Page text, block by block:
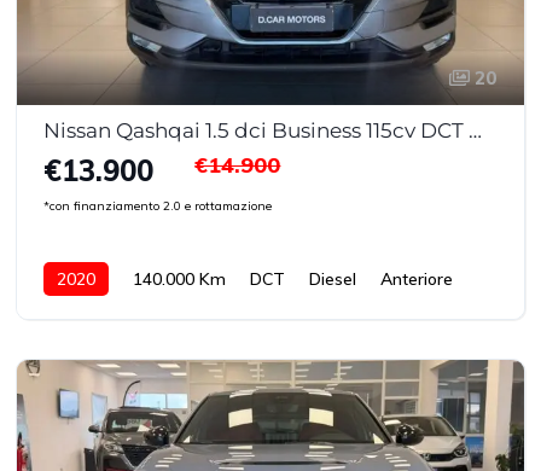
20
Nissan Qashqai 1.5 dci Business 115cv DCT My20
€13.900
*con finanziamento 2.0 e rottamazione
€14.900
2020 140.000 Km DCT Diesel Anteriore